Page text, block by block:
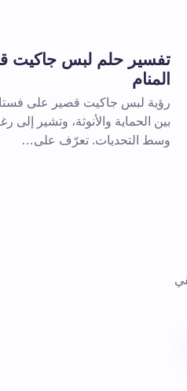
تفسير حلم لبس جاكيت
المنام
رؤية لبس جاكيت قصير على
بين الحماية والأنوثة، وتشير إلى
وسط التحديات. تعرّف على…